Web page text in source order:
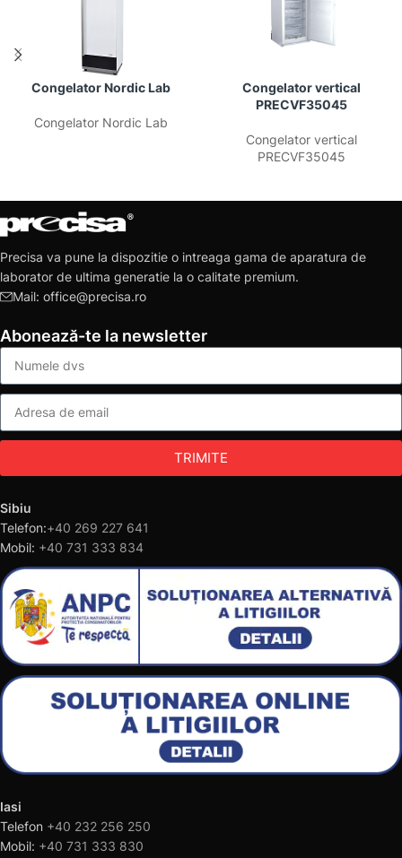
Congelator Nordic Lab
Congelator Nordic Lab
Congelator vertical
PRECVF35045
Congelator vertical
PRECVF35045
Precisa va pune la dispozitie o intreaga gama de aparatura de
laborator de ultima generatie la o calitate premium.
Mail: office@precisa.ro
Abonează-te la newsletter
TRIMITE
Sibiu
Telefon:+40 269 227 641
Mobil: +40 731 333 834
Iasi
Telefon +40 232 256 250
Mobil: +40 731 333 830